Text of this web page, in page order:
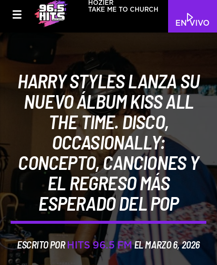
EN VIVO
HOZIER
TAKE ME TO CHURCH
HITS – 96.5 FM
HITS
HARRY STYLES LANZA SU
NUEVO ÁLBUM KISS ALL
THE TIME. DISCO,
OCCASIONALLY:
CONCEPTO, CANCIONES Y
EL REGRESO MÁS
ESPERADO DEL POP
ESCRITO POR HITS 96.5 FMEL MARZO 6, 2026